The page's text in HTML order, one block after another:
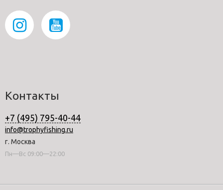
Контакты
+7 (495) 795-40-44
info@trophyfishing.ru
г. Москва
Пн—Вс 09:00—22:00